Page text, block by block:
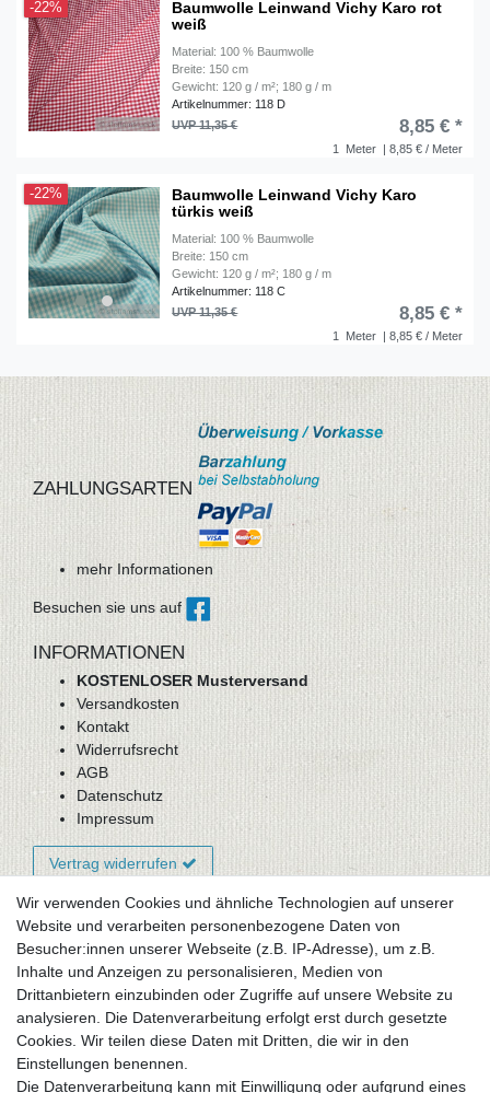
-22%
Baumwolle Leinwand Vichy Karo rot
weiß
Material: 100 % Baumwolle
Breite: 150 cm
Gewicht: 120 g / m²; 180 g / m
Artikelnummer: 118 D
1 Meter | 8,85 € / Meter
UVP 11,35 € 8,85 € *
-22%
Baumwolle Leinwand Vichy Karo
türkis weiß
Material: 100 % Baumwolle
Breite: 150 cm
Gewicht: 120 g / m²; 180 g / m
Artikelnummer: 118 C
1 Meter | 8,85 € / Meter
UVP 11,35 € 8,85 € *
ZAHLUNGSARTEN
mehr Informationen
Besuchen sie uns auf
INFORMATIONEN
KOSTENLOSER Musterversand
Versandkosten
Kontakt
Widerrufsrecht
AGB
Datenschutz
Impressum
Vertrag widerrufen
Newsletter-Anmeldung
FAQ / Fragen
Mein Warenkorb
Mein Merkzettel
Mein Konto
UNSER LADENGESCHÄFT
Wir verwenden Cookies und ähnliche Technologien auf unserer
Website und verarbeiten personenbezogene Daten von
Besucher:innen unserer Webseite (z.B. IP-Adresse), um z.B.
Inhalte und Anzeigen zu personalisieren, Medien von
Drittanbietern einzubinden oder Zugriffe auf unsere Website zu
analysieren. Die Datenverarbeitung erfolgt erst durch gesetzte
Cookies. Wir teilen diese Daten mit Dritten, die wir in den
Einstellungen benennen.
Die Datenverarbeitung kann mit Einwilligung oder aufgrund eines